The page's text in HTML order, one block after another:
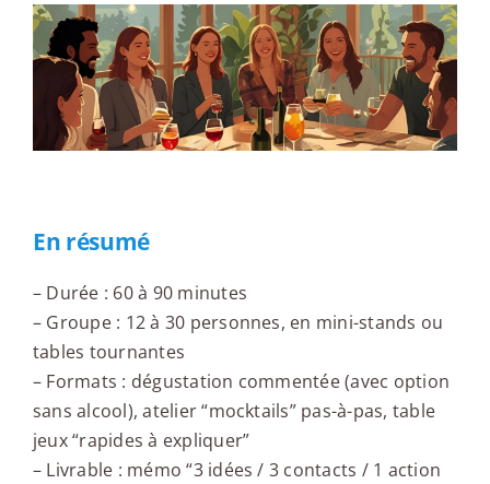
En résumé
– Durée : 60 à 90 minutes
– Groupe : 12 à 30 personnes, en mini-stands ou
tables tournantes
– Formats : dégustation commentée (avec option
sans alcool), atelier “mocktails” pas-à-pas, table
jeux “rapides à expliquer”
– Livrable : mémo “3 idées / 3 contacts / 1 action